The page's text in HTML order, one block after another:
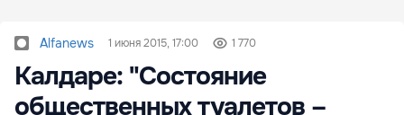
Alfanews 1 июня 2015, 17:00 1 770
Калдаре: "Состояние
общественных туалетов –